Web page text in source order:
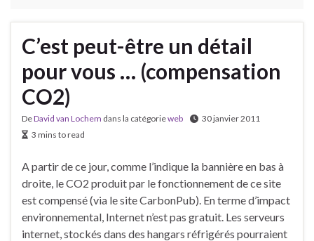
C’est peut-être un détail
pour vous … (compensation
CO2)
DeDavid van Lochem dans la catégorieweb
30 janvier 2011
3 mins to read
A partir de ce jour, comme l’indique la bannière en bas à
droite, le CO2 produit par le fonctionnement de ce site
est compensé (via le site CarbonPub). En terme d’impact
environnemental, Internet n’est pas gratuit. Les serveurs
internet, stockés dans des hangars réfrigérés pourraient